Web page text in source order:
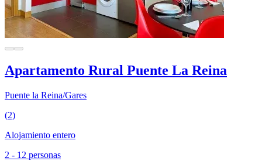
Apartamento Rural Puente La Reina
Puente la Reina/Gares
(2)
Alojamiento entero
2 - 12 personas